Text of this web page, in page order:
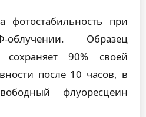
фотостабильность при
Образец
сохраняет 90% своей
после 10 часов, в
флуоресцеин